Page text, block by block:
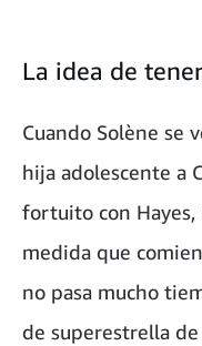
La idea de
Cuando Solène se
hija adolescente a
fortuito con Hayes,
medida que
no pasa mucho
de superestrella